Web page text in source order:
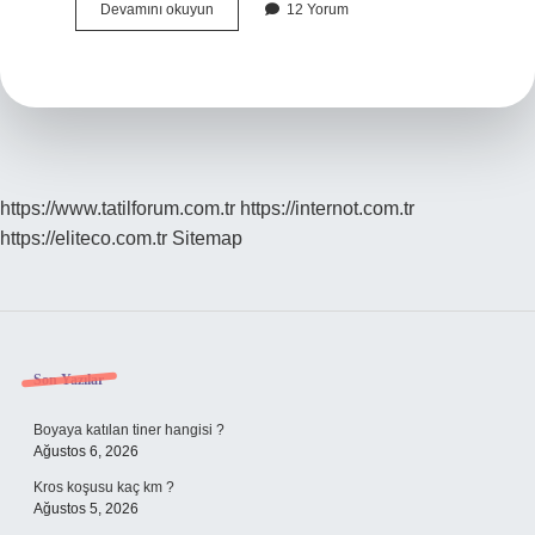
Devamını okuyun
Zıpkın
12 Yorum
https://www.tatilforum.com.tr https://internot.com.tr
https://eliteco.com.tr Sitemap
Sidebar
Son Yazılar
Boyaya katılan tiner hangisi ?
Ağustos 6, 2026
Kros koşusu kaç km ?
Ağustos 5, 2026